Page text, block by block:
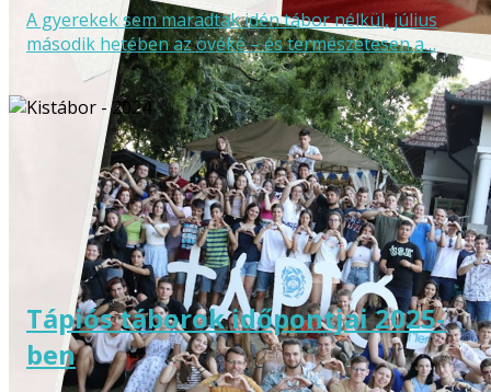
A gyerekek sem maradtak idén tábor nélkül, július
második hetében az övéké – és természetesen a…
Tápiós táborok időpontjai 2025-
ben